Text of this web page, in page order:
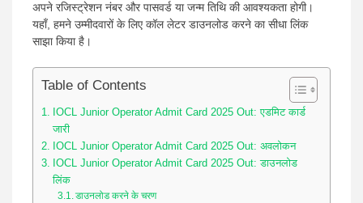
अपने रजिस्ट्रेशन नंबर और पासवर्ड या जन्म तिथि की आवश्यकता होगी।
यहाँ, हमने उम्मीदवारों के लिए कॉल लेटर डाउनलोड करने का सीधा लिंक
साझा किया है।
Table of Contents
IOCL Junior Operator Admit Card 2025 Out: एडमिट कार्ड
जारी
IOCL Junior Operator Admit Card 2025 Out: अवलोकन
IOCL Junior Operator Admit Card 2025 Out: डाउनलोड
लिंक
डाउनलोड करने के चरण